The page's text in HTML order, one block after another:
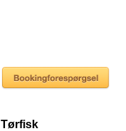
Tørfisk